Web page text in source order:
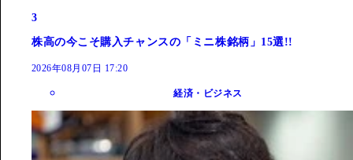
3
株高の今こそ購入チャンスの「ミニ株銘柄」15選!!
2026年08月07日 17:20
経済・ビジネス